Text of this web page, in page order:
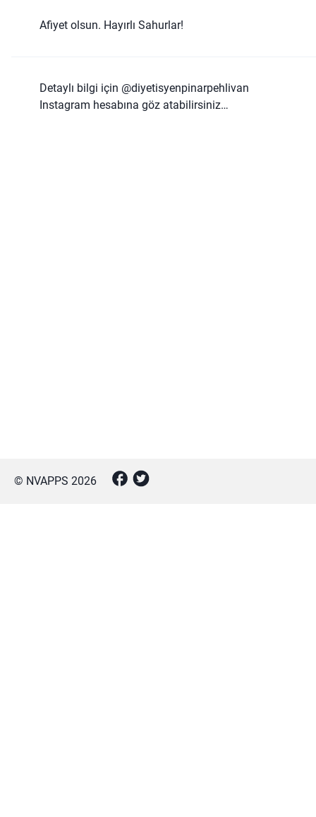
Afiyet olsun. Hayırlı Sahurlar!
Detaylı bilgi için @diyetisyenpinarpehlivan
Instagram hesabına göz atabilirsiniz…
© NVAPPS 2026